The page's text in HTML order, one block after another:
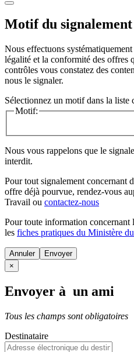
Motif du signalement
Nous effectuons
légalité et la conformité des offres
contrôles vous constatez des
nous le signaler.
Sélectionnez un motif dans la liste
Motif:
Nous vous rappelons que le
interdit.
Pour tout signalement concernant
offre déjà pourvue, rendez-vous
Travail ou contactez-nous
Pour toute information concernant
les fiches pratiques du Ministère
Annuler
×
Envoyer à un ami
Tous les champs sont obligatoires
Destinataire